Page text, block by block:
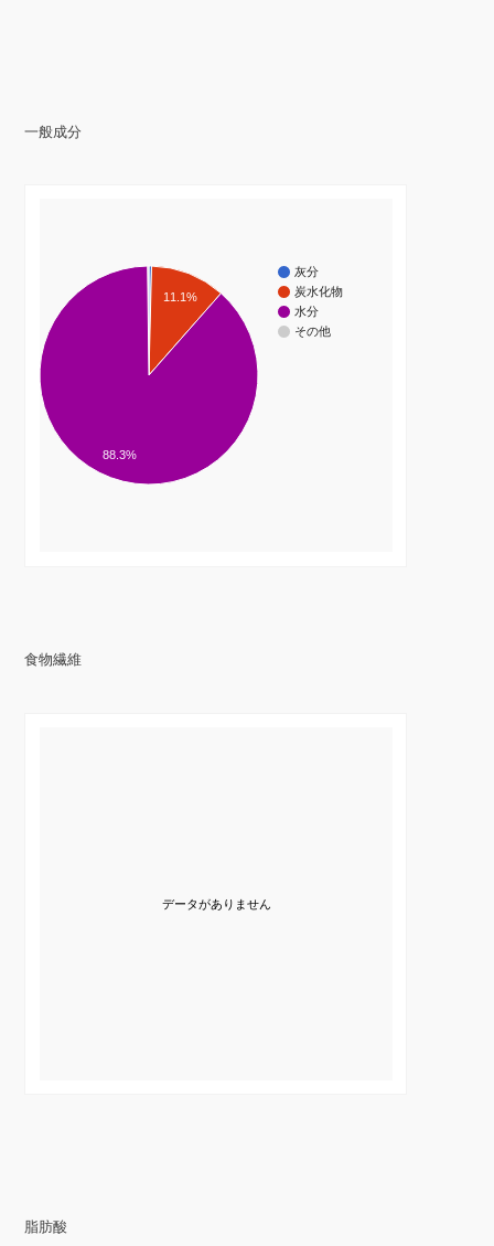
一般成分
灰分
炭水化物
水分
その他
11.1%
88.3%
食物繊維
データがありません
脂肪酸